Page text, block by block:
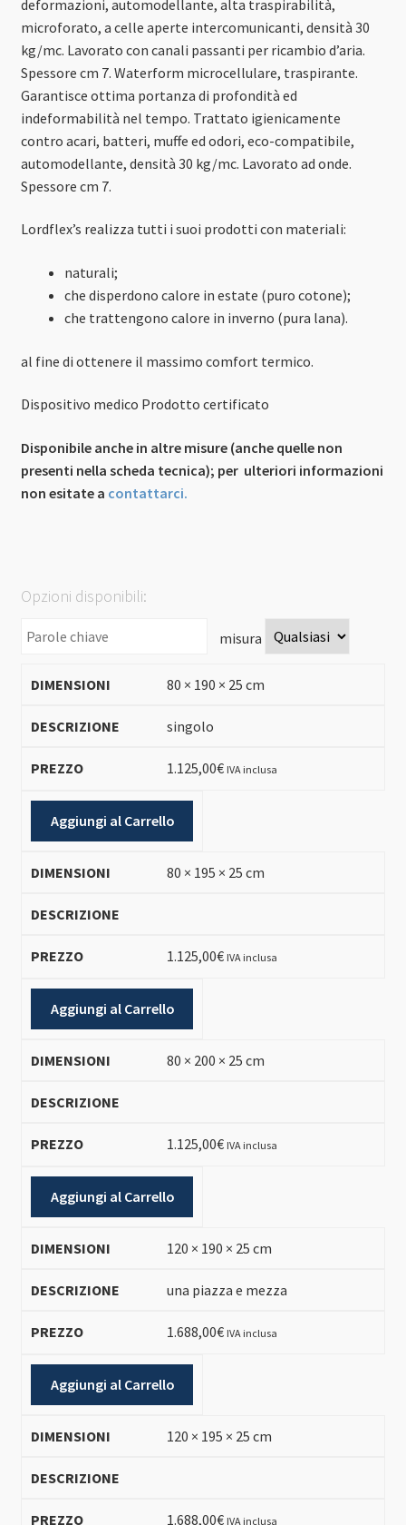
deformazioni, automodellante, alta traspirabilità,
microforato, a celle aperte intercomunicanti, densità 30
kg/mc. Lavorato con canali passanti per ricambio d’aria.
Spessore cm 7. Waterform microcellulare, traspirante.
Garantisce ottima portanza di profondità ed
indeformabilità nel tempo. Trattato igienicamente
contro acari, batteri, muffe ed odori, eco-compatibile,
automodellante, densità 30 kg/mc. Lavorato ad onde.
Spessore cm 7.
Lordflex’s realizza tutti i suoi prodotti con materiali:
naturali;
che disperdono calore in estate (puro cotone);
che trattengono calore in inverno (pura lana).
al fine di ottenere il massimo comfort termico.
Dispositivo medico Prodotto certificato
Disponibile anche in altre misure (anche quelle non
presenti nella scheda tecnica); per ulteriori informazioni
non esitate a contattarci.
Opzioni disponibili:
misura
80 × 190 × 25 cm
singolo
1.125,00€ IVA inclusa
Aggiungi al Carrello
80 × 195 × 25 cm
1.125,00€ IVA inclusa
Aggiungi al Carrello
80 × 200 × 25 cm
1.125,00€ IVA inclusa
Aggiungi al Carrello
120 × 190 × 25 cm
una piazza e mezza
1.688,00€ IVA inclusa
Aggiungi al Carrello
120 × 195 × 25 cm
1.688,00€ IVA inclusa